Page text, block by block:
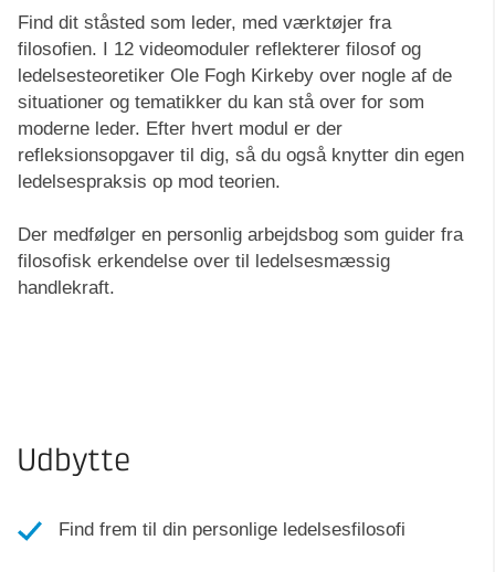
Find dit ståsted som leder, med værktøjer fra
filosofien. I 12 videomoduler reflekterer filosof og
ledelsesteoretiker Ole Fogh Kirkeby over nogle af de
situationer og tematikker du kan stå over for som
moderne leder. Efter hvert modul er der
refleksionsopgaver til dig, så du også knytter din egen
ledelsespraksis op mod teorien.
Der medfølger en personlig arbejdsbog som guider fra
filosofisk erkendelse over til ledelsesmæssig
handlekraft.
Udbytte
Find frem til din personlige ledelsesfilosofi